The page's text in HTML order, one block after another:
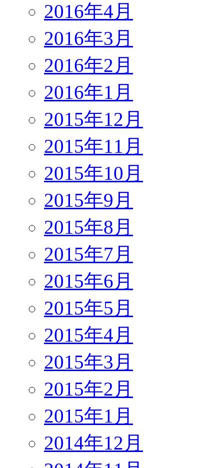
2016年4月
2016年3月
2016年2月
2016年1月
2015年12月
2015年11月
2015年10月
2015年9月
2015年8月
2015年7月
2015年6月
2015年5月
2015年4月
2015年3月
2015年2月
2015年1月
2014年12月